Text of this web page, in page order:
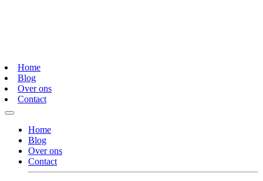
Home
Blog
Over ons
Contact
Home
Blog
Over ons
Contact